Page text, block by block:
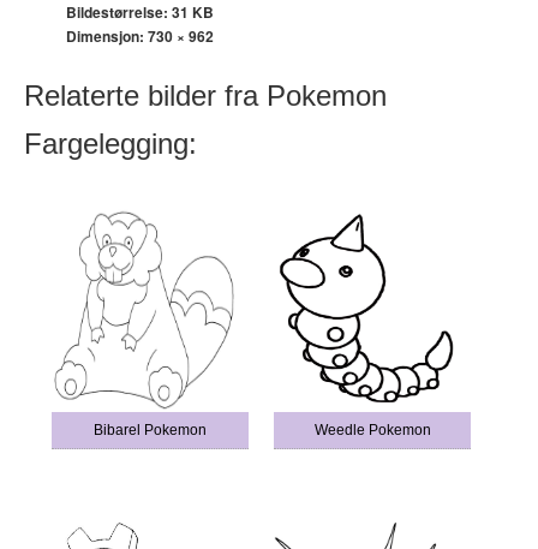
Bildestørrelse: 31 KB
Dimensjon: 730 × 962
Relaterte bilder fra Pokemon
Fargelegging:
Bibarel Pokemon Weedle Pokemon